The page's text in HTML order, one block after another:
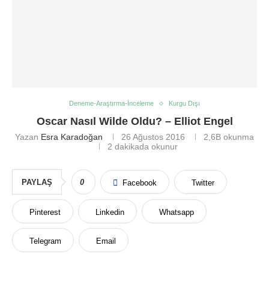
Deneme-Araştırma-İnceleme Kurgu Dışı
Oscar Nasıl Wilde Oldu? – Elliot Engel
Yazan Esra Karadoğan 26 Ağustos 2016 2,6B okunma
2 dakikada okunur
PAYLAŞ 0 Facebook Twitter
Pinterest Linkedin Whatsapp
Telegram Email